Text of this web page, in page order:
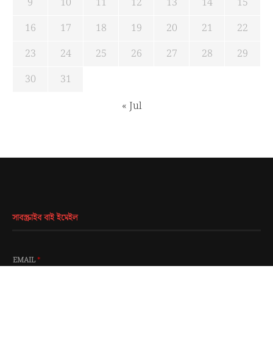
16
17 18 19 20 21
22
23
24 25 26 27 28
29
30
31
« Jul
সাবস্ক্রাইব বাই ইমেইল
EMAIL*